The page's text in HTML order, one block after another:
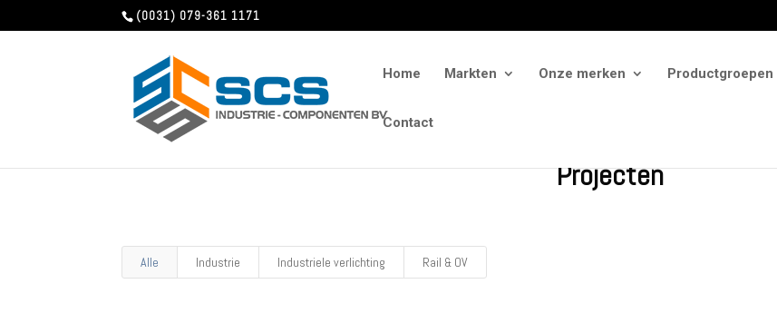
(0031) 079-361 1171
Home Markten Onze merken Productgroepen
Contact
Projecten
Alle Industrie Industriele verlichting Rail & OV